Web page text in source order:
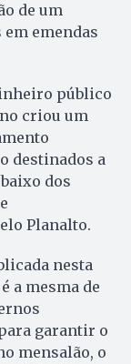
de um
emendas
público
criou um
destinados a
dos
Planalto.
nesta
é a mesma de
garantir o
mensalão, o